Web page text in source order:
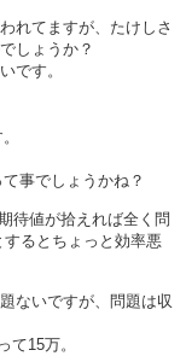
れてますが、たけしさ
しょうか？
です。
事でしょうかね？
待値が拾えれば全く問
るとちょっと効率悪
ないですが、問題は収
て15万。